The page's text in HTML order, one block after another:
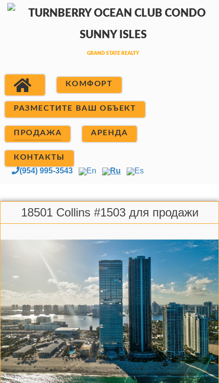
КОМФОРТ
РАЗМЕСТИТЕ ВАШ ОБЪЕКТ
ПРОДАЖА АРЕНДА
КОНТАКТЫ
(954) 995-3543 En Ru Es
18501 Collins #1503 для продажи